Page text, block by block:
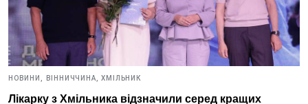
НОВИНИ, ВІННИЧЧИНА, ХМІЛЬНИК
Лікарку з Хмільника відзначили серед кращих